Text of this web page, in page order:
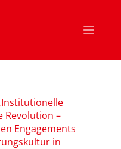
Revolution –
Engagements
in